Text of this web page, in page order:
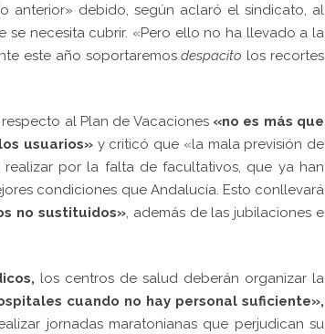
anterior» debido, según aclaró el sindicato, al
necesita cubrir. «Pero ello no ha llevado a la
este año soportaremosdespacito los recortes
respecto al Plan de Vacaciones«no es más que
usuarios» y criticó que «la mala previsión de
por la falta de facultativos, que ya han
condiciones que Andalucía. Esto conllevará
no sustituidos», además de las jubilaciones e
los centros de salud deberán organizar la
cuando no hay personal suficiente»,
jornadas maratonianas que perjudican su